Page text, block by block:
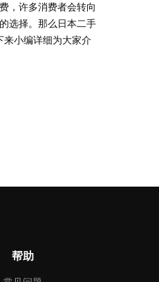
，许多消费者会转向
选择。那么日本二手
来小编详细为大家介
帮助